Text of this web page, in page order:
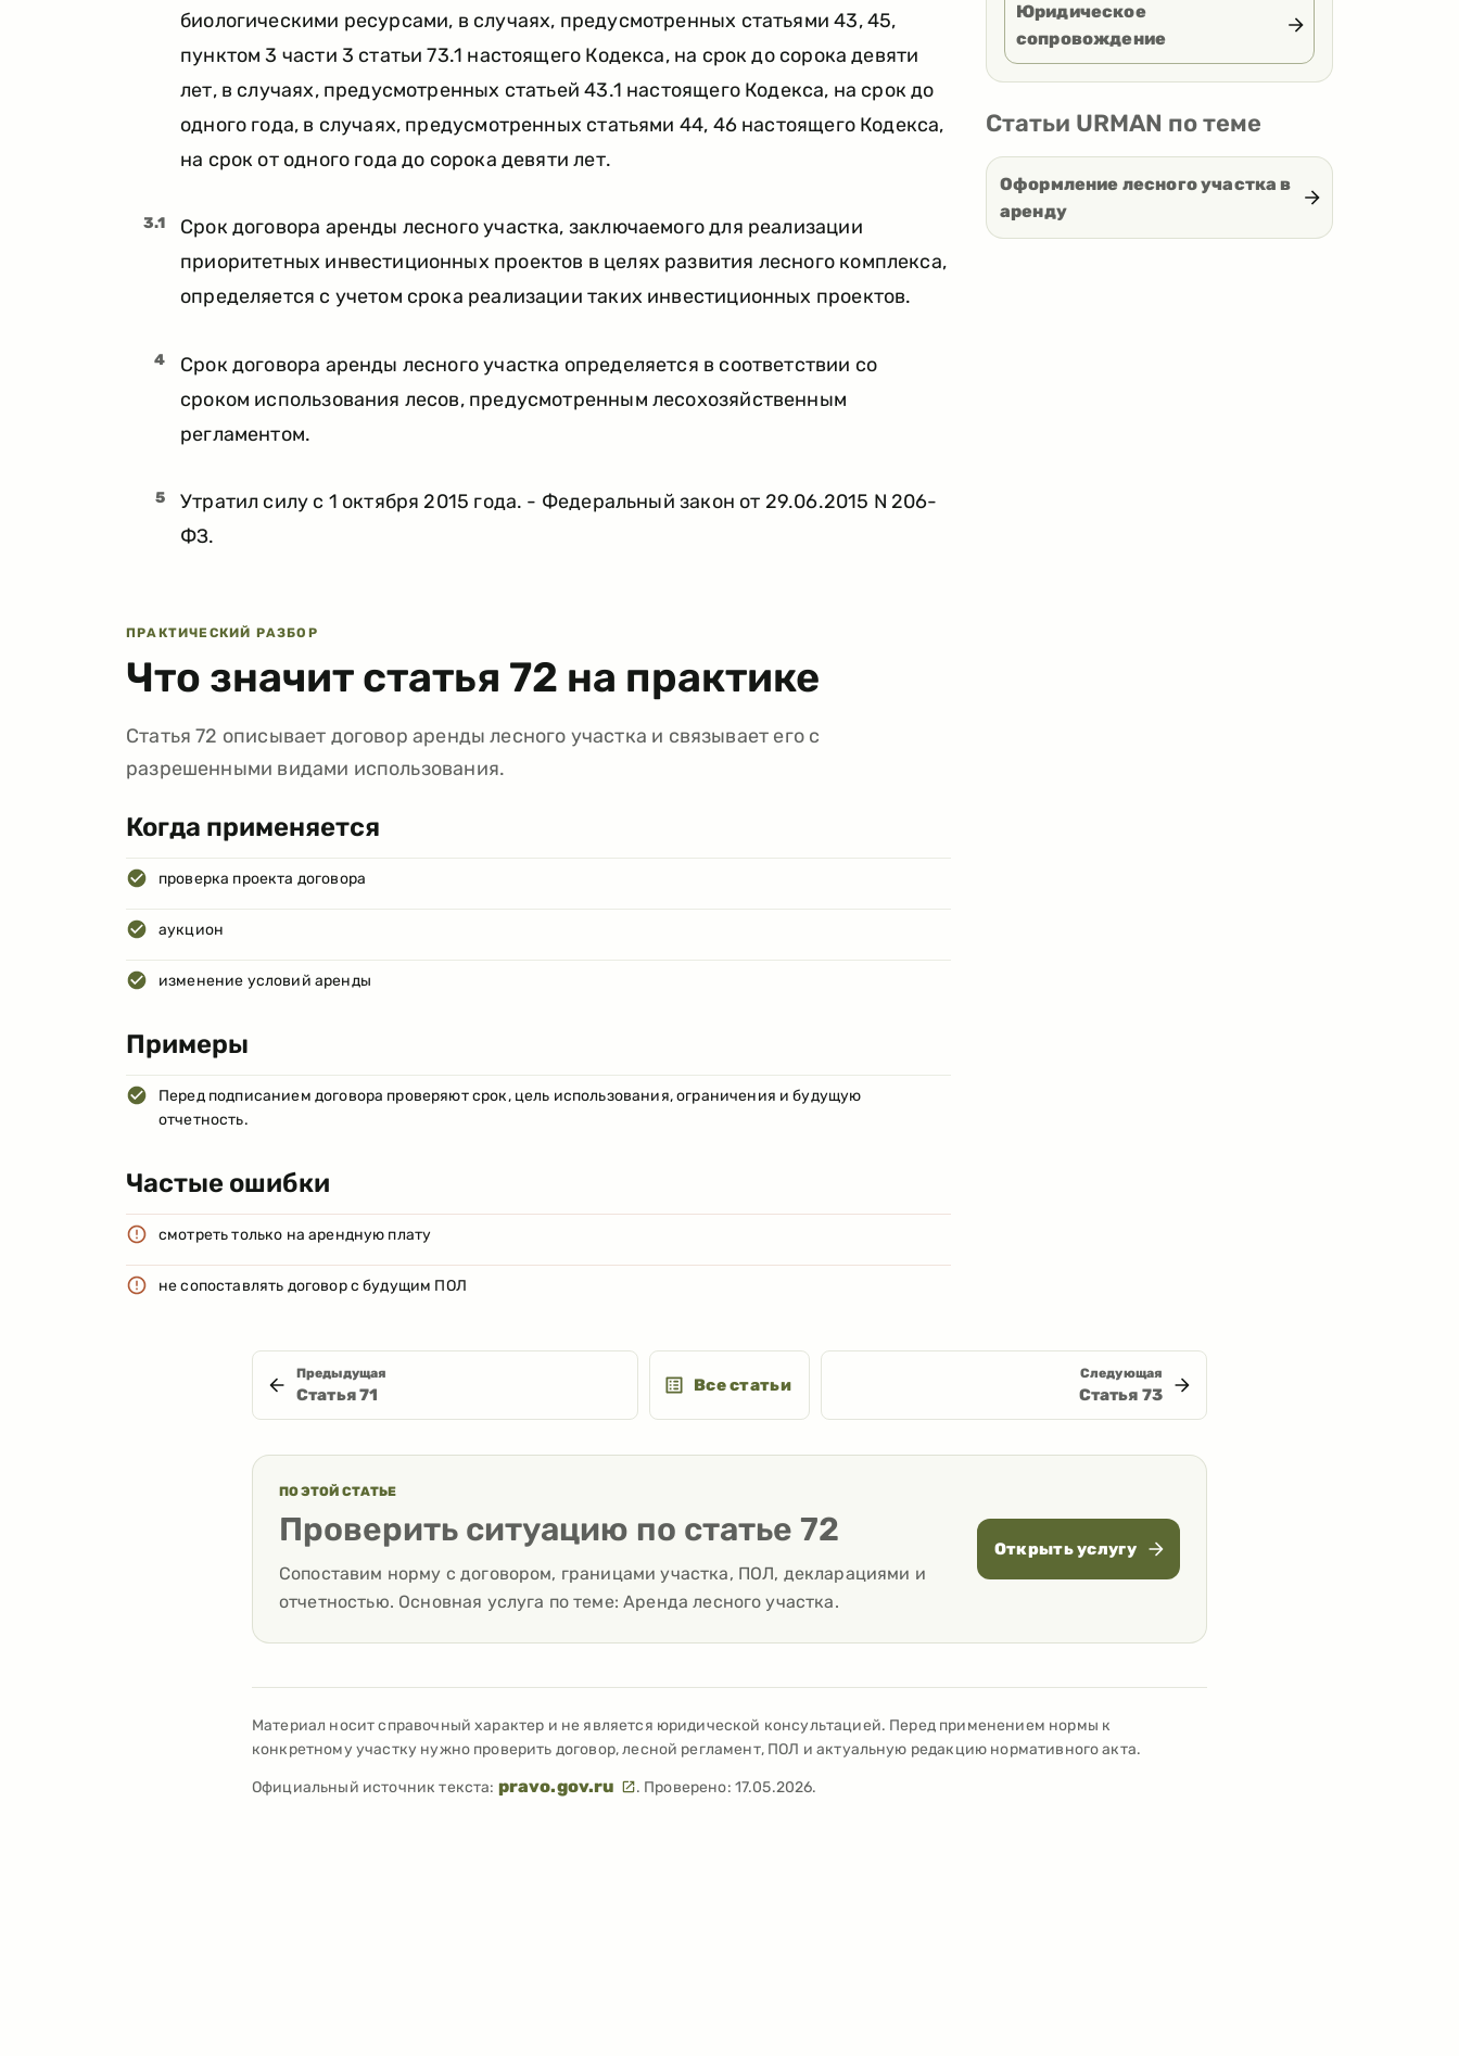
биологическими ресурсами, в случаях, предусмотренных статьями 43, 45,
пунктом 3 части 3 статьи 73.1 настоящего Кодекса, на срок до сорока девяти
лет, в случаях, предусмотренных статьей 43.1 настоящего Кодекса, на срок до
одного года, в случаях, предусмотренных статьями 44, 46 настоящего Кодекса,
на срок от одного года до сорока девяти лет.
3.1
Срок договора аренды лесного участка, заключаемого для реализации
приоритетных инвестиционных проектов в целях развития лесного комплекса,
определяется с учетом срока реализации таких инвестиционных проектов.
4
Срок договора аренды лесного участка определяется в соответствии со
сроком использования лесов, предусмотренным лесохозяйственным
регламентом.
5
Утратил силу с 1 октября 2015 года. - Федеральный закон от 29.06.2015 N 206-
ФЗ.
ПРАКТИЧЕСКИЙ РАЗБОР
Что значит статья 72 на практике
Статья 72 описывает договор аренды лесного участка и связывает его с
разрешенными видами использования.
Когда применяется
проверка проекта договора
аукцион
изменение условий аренды
Примеры
Перед подписанием договора проверяют срок, цель использования, ограничения и будущую
отчетность.
Частые ошибки
смотреть только на арендную плату
не сопоставлять договор с будущим ПОЛ
Юридическое
сопровождение
Статьи URMAN по теме
Оформление лесного участка в
аренду
Предыдущая
Статья71 Все статьи
Следующая
Статья 73
ПО ЭТОЙ СТАТЬЕ
Проверить ситуацию по статье 72
Сопоставим норму с договором, границами участка, ПОЛ, декларациями и
отчетностью. Основная услуга по теме:Аренда лесного участка.
Открыть услугу
Материал носит справочный характер и не является юридической консультацией. Перед применением нормы к
конкретному участку нужно проверить договор, лесной регламент, ПОЛ и актуальную редакцию нормативного акта.
Официальный источник текста: pravo.gov.ru . Проверено: 17.05.2026.